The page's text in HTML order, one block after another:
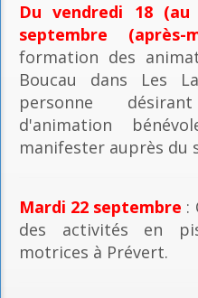
Du vendredi 18
septembre (après-
formation des
Boucau dans Les
personne
d'animation
manifester auprès du
Mardi 22 septembre :
des activités en
motrices à Prévert.